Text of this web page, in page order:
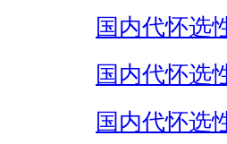
国内代怀选
国内代怀选
国内代怀选